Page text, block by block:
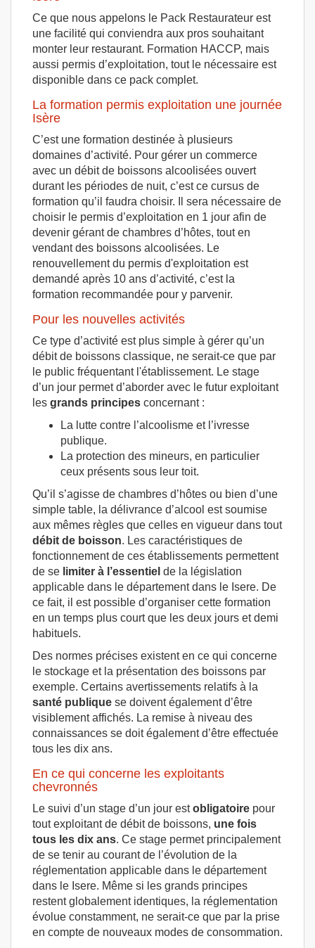
Ce que nous appelons le Pack Restaurateur est
une facilité qui conviendra aux pros souhaitant
monter leur restaurant. Formation HACCP, mais
aussi permis d’exploitation, tout le nécessaire est
disponible dans ce pack complet.
La formation permis exploitation une journée
Isère
C’est une formation destinée à plusieurs
domaines d’activité. Pour gérer un commerce
avec un débit de boissons alcoolisées ouvert
durant les périodes de nuit, c’est ce cursus de
formation qu’il faudra choisir. Il sera nécessaire de
choisir le permis d’exploitation en 1 jour afin de
devenir gérant de chambres d’hôtes, tout en
vendant des boissons alcoolisées. Le
renouvellement du permis d'exploitation est
demandé après 10 ans d’activité, c’est la
formation recommandée pour y parvenir.
Pour les nouvelles activités
Ce type d’activité est plus simple à gérer qu’un
débit de boissons classique, ne serait-ce que par
le public fréquentant l'établissement. Le stage
d’un jour permet d’aborder avec le futur exploitant
les grands principes concernant :
La lutte contre l’alcoolisme et l’ivresse
publique.
La protection des mineurs, en particulier
ceux présents sous leur toit.
Qu’il s’agisse de chambres d’hôtes ou bien d’une
simple table, la délivrance d’alcool est soumise
aux mêmes règles que celles en vigueur dans tout
débit de boisson. Les caractéristiques de
fonctionnement de ces établissements permettent
de se limiter à l’essentiel de la législation
applicable dans le département dans le Isere. De
ce fait, il est possible d’organiser cette formation
en un temps plus court que les deux jours et demi
habituels.
Des normes précises existent en ce qui concerne
le stockage et la présentation des boissons par
exemple. Certains avertissements relatifs à la
santé publique se doivent également d’être
visiblement affichés. La remise à niveau des
connaissances se doit également d’être effectuée
tous les dix ans.
En ce qui concerne les exploitants
chevronnés
Le suivi d’un stage d’un jour estobligatoire pour
tout exploitant de débit de boissons, une fois
tous les dix ans. Ce stage permet principalement
de se tenir au courant de l’évolution de la
réglementation applicable dans le département
dans le Isere. Même si les grands principes
restent globalement identiques, la réglementation
évolue constamment, ne serait-ce que par la prise
en compte de nouveaux modes de consommation.